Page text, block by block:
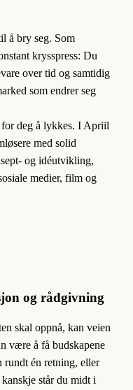
å bry seg. Som
krysspress: Du
over tid og samtidig
som endrer seg
deg å lykkes. I Apriil
med solid
og idéutvikling,
medier, film og
og rådgivning
skal oppnå, kan veien
være å få budskapene
rundt én retning, eller
står du midt i